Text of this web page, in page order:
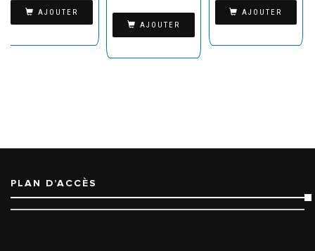
AJOUTER
AJOUTER
AJOUTER
PLAN D’ACCÈS